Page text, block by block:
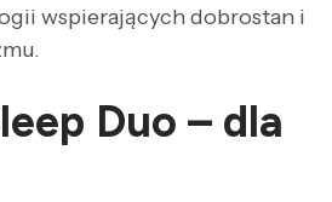
wspierających dobrostan i
Duo – dla